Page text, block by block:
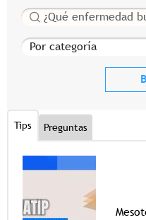
Buscar
Por categoría
Tips Preguntas